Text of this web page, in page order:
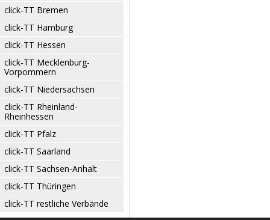
click-TT Bremen
click-TT Hamburg
click-TT Hessen
click-TT Mecklenburg-
Vorpommern
click-TT Niedersachsen
click-TT Rheinland-
Rheinhessen
click-TT Pfalz
click-TT Saarland
click-TT Sachsen-Anhalt
click-TT Thüringen
click-TT restliche Verbände